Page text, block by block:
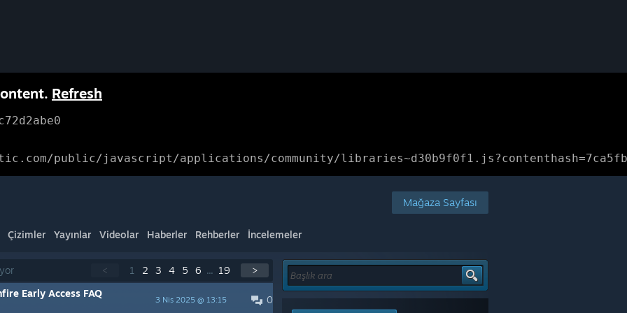
Refresh
public/javascript/applications/community/
Mağaza Sayfası
Çizimler Yayınlar Videolar Haberler Rehberler İncelemeler
< 1 2 3 4 5 6 ... 19 >
0
3 Nis 2025 @ 13:15
Early Access FAQ